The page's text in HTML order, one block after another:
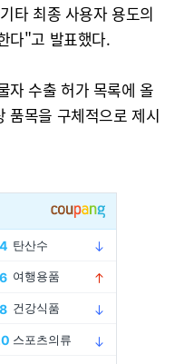
타 최종 사용자 용도의
다"고 발표했다.
자 수출 허가 목록에 올
품목을 구체적으로 제시